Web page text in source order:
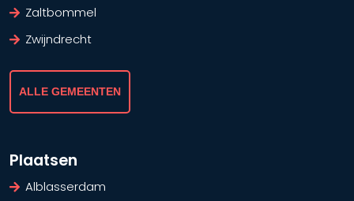
Zaltbommel
Zwijndrecht
ALLE GEMEENTEN
Plaatsen
Alblasserdam